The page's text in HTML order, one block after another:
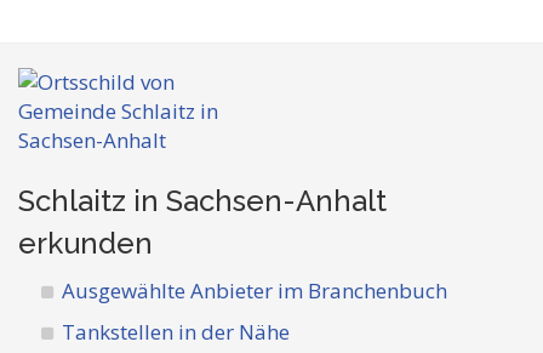
Schlaitz in Sachsen-Anhalt
erkunden
Ausgewählte Anbieter im Branchenbuch
Tankstellen in der Nähe